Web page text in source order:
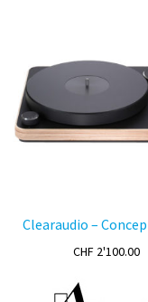
Clearaudio –
CHF 2'100.00